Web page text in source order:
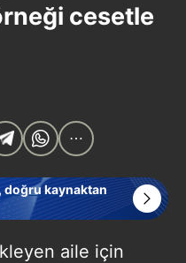
cesetle
doğru kaynaktan
aile için